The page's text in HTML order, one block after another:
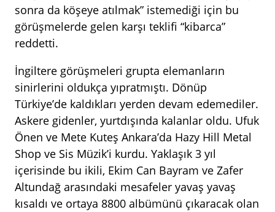
sonra da köşeye atılmak” istemediği için bu
görüşmelerde gelen karşı teklifi “kibarca”
reddetti.
İngiltere görüşmeleri grupta elemanların
sinirlerini oldukça yıpratmıştı. Dönüp
Türkiye’de kaldıkları yerden devam edemediler.
Askere gidenler, yurtdışında kalanlar oldu. Ufuk
Önen ve Mete Kuteş Ankara’da Hazy Hill Metal
Shop ve Sis Müzik’i kurdu. Yaklaşık 3 yıl
içerisinde bu ikili, Ekim Can Bayram ve Zafer
Altundağ arasındaki mesafeler yavaş yavaş
kısaldı ve ortaya 8800 albümünü çıkaracak olan